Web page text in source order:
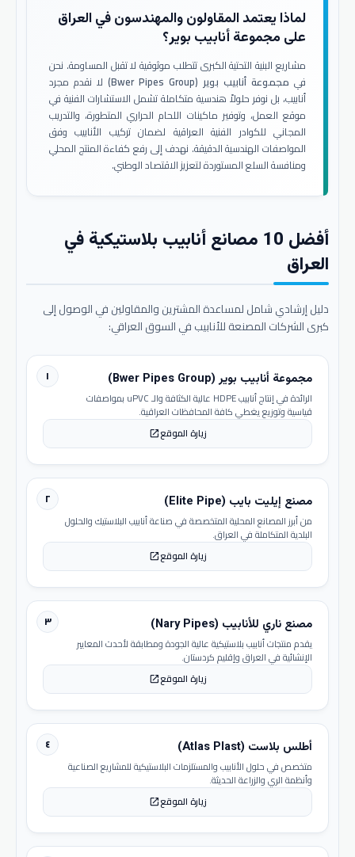
لماذا يعتمد المقاولون والمهندسون في العراق
على مجموعة أنابيب بوير؟
مشاريع البنية التحتية الكبرى تتطلب موثوقية لا تقبل المساومة. نحن
في مجموعة أنابيب بوير (Bwer Pipes Group)
لا نقدم مجرد
أنابيب، بل نوفر حلولاً هندسية متكاملة تشمل الاستشارات الفنية في
موقع العمل، وتوفير ماكينات اللحام الحراري المتطورة، والتدريب
المجاني للكوادر الفنية العراقية لضمان تركيب الأنابيب وفق
المواصفات الهندسية الدقيقة. نهدف إلى رفع كفاءة المنتج المحلي
ومنافسة السلع المستوردة لتعزيز الاقتصاد الوطني.
أفضل 10 مصانع أنابيب بلاستيكية في
العراق
دليل إرشادي شامل لمساعدة المشترين والمقاولين في الوصول إلى
كبرى الشركات المصنعة للأنابيب في السوق العراقي:
١ مجموعة أنابيب بوير (Bwer Pipes Group)
الرائدة في إنتاج أنابيب HDPE عالية الكثافة والـ uPVC بمواصفات
قياسية وتوزيع يغطي كافة المحافظات العراقية.
زيارة الموقعopen_in_new
٢ مصنع إيليت بايب (Elite Pipe)
من أبرز المصانع المحلية المتخصصة في صناعة أنابيب البلاستيك والحلول
البلدية المتكاملة في العراق.
زيارة الموقعopen_in_new
٣ مصنع ناري للأنابيب (Nary Pipes)
يقدم منتجات أنابيب بلاستيكية عالية الجودة ومطابقة لأحدث المعايير
الإنشائية في العراق وإقليم كردستان.
زيارة الموقعopen_in_new
٤ أطلس بلاست (Atlas Plast)
متخصص في حلول الأنابيب والمستلزمات البلاستيكية للمشاريع الصناعية
وأنظمة الري والزراعة الحديثة.
زيارة الموقعopen_in_new